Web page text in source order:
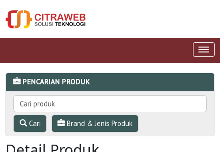
PENCARIAN PRODUK
Cari Brand & Jenis Produk